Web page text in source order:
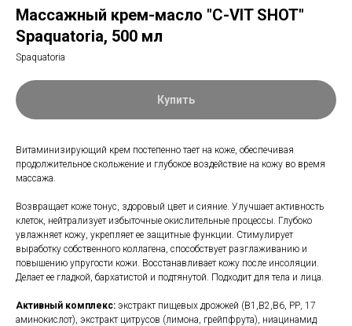
Массажный крем-масло "С-VIT SHOT"
Spaquatoria, 500 мл
Spaquatoria
Купить
Витаминизирующий крем постепенно тает на коже, обеспечивая
продолжительное скольжение и глубокое воздействие на кожу во время
массажа.
Возвращает коже тонус, здоровый цвет и сияние. Улучшает активность
клеток, нейтрализует избыточные окислительные процессы. Глубоко
увлажняет кожу, укрепляет ее защитные функции. Стимулирует
выработку собственного коллагена, способствует разглаживанию и
повышению упругости кожи. Восстанавливает кожу после инсоляции.
Делает ее гладкой, бархатистой и подтянутой. Подходит для тела и лица.
Активный комплекс: экстракт пищевых дрожжей (В1,В2,В6, РР, 17
аминокислот), экстракт цитрусов (лимона, грейпфрута), ниацинамид